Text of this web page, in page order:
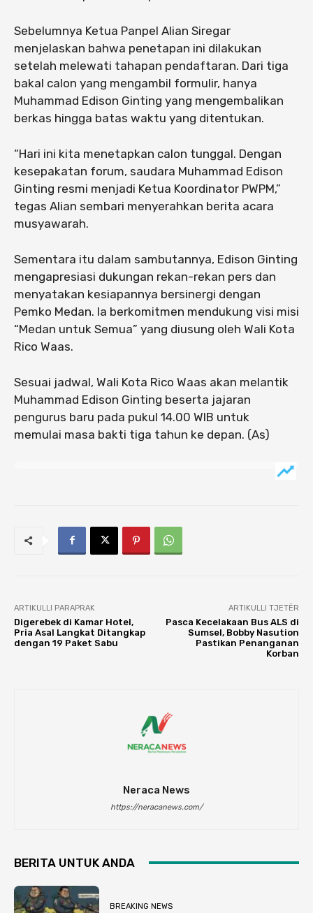
Sebelumnya Ketua Panpel Alian Siregar
menjelaskan bahwa penetapan ini dilakukan
setelah melewati tahapan pendaftaran. Dari tiga
bakal calon yang mengambil formulir, hanya
Muhammad Edison Ginting yang mengembalikan
berkas hingga batas waktu yang ditentukan.
“Hari ini kita menetapkan calon tunggal. Dengan
kesepakatan forum, saudara Muhammad Edison
Ginting resmi menjadi Ketua Koordinator PWPM,”
tegas Alian sembari menyerahkan berita acara
musyawarah.
Sementara itu dalam sambutannya, Edison Ginting
mengapresiasi dukungan rekan-rekan pers dan
menyatakan kesiapannya bersinergi dengan
Pemko Medan. Ia berkomitmen mendukung visi misi
“Medan untuk Semua” yang diusung oleh Wali Kota
Rico Waas.
Sesuai jadwal, Wali Kota Rico Waas akan melantik
Muhammad Edison Ginting beserta jajaran
pengurus baru pada pukul 14.00 WIB untuk
memulai masa bakti tiga tahun ke depan. (As)
ARTIKULLI PARAPRAK
Digerebek di Kamar Hotel,
Pria Asal Langkat Ditangkap
dengan 19 Paket Sabu
ARTIKULLI TJETËR
Pasca Kecelakaan Bus ALS di
Sumsel, Bobby Nasution
Pastikan Penanganan
Korban
Neraca News
https://neracanews.com/
BERITA UNTUK ANDA
BREAKING NEWS